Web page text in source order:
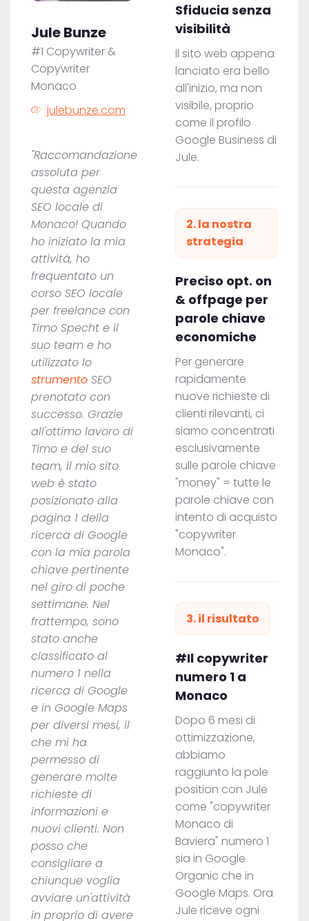
Jule Bunze
#1 Copywriter &
Copywriter
Monaco
julebunze.com
"Raccomandazione
assoluta per
questa agenzia
SEO locale di
Monaco! Quando
ho iniziato la mia
attività, ho
frequentato un
corso SEO locale
per freelance con
Timo Specht e il
suo team e ho
utilizzato lo
strumento SEO
prenotato con
successo. Grazie
all'ottimo lavoro di
Timo e del suo
team, il mio sito
web è stato
posizionato alla
pagina 1 della
ricerca di Google
con la mia parola
chiave pertinente
nel giro di poche
settimane. Nel
frattempo, sono
stato anche
classificato al
numero 1 nella
ricerca di Google
e in Google Maps
per diversi mesi, il
che mi ha
permesso di
generare molte
richieste di
informazioni e
nuovi clienti. Non
posso che
consigliare a
chiunque voglia
avviare un'attività
in proprio di avere
Sfiducia senza
visibilità
Il sito web appena
lanciato era bello
all'inizio, ma non
visibile, proprio
come il profilo
Google Business di
Jule.
2. la nostra
strategia
Preciso opt. on
& offpage per
parole chiave
economiche
Per generare
rapidamente
nuove richieste di
clienti rilevanti, ci
siamo concentrati
esclusivamente
sulle parole chiave
"money" = tutte le
parole chiave con
intento di acquisto
"copywriter
Monaco".
3. il risultato
#Il copywriter
numero 1 a
Monaco
Dopo 6 mesi di
ottimizzazione,
abbiamo
raggiunto la pole
position con Jule
come "copywriter
Monaco di
Baviera" numero 1
sia in Google
Organic che in
Google Maps. Ora
Jule riceve ogni